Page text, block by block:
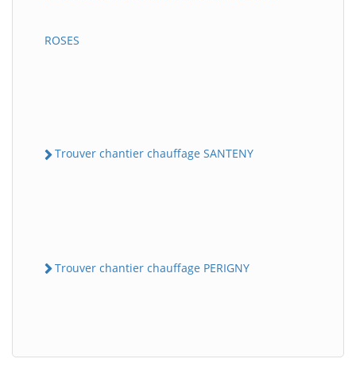
ROSES
Trouver chantier chauffage SANTENY
Trouver chantier chauffage PERIGNY